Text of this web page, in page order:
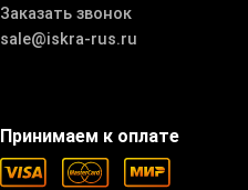
Заказать звонок
sale@iskra-rus.ru
Принимаем к оплате